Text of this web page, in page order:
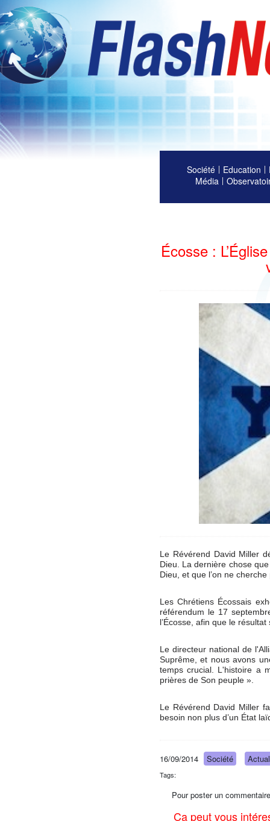
Société Education
Média
Écosse :
Le Révérend David Miller
Dieu. La dernière chose
Dieu, et que l’on ne
Les Chrétiens Écossais
référendum le 17
l’Écosse, afin que le
Le directeur national de
Suprême, et nous avons
temps crucial. L'histoire a
prières de Son peuple ».
Le Révérend David Miller
besoin non plus d’un État
16/09/2014 Société
Tags:
Pour poster un
Ça peut vous